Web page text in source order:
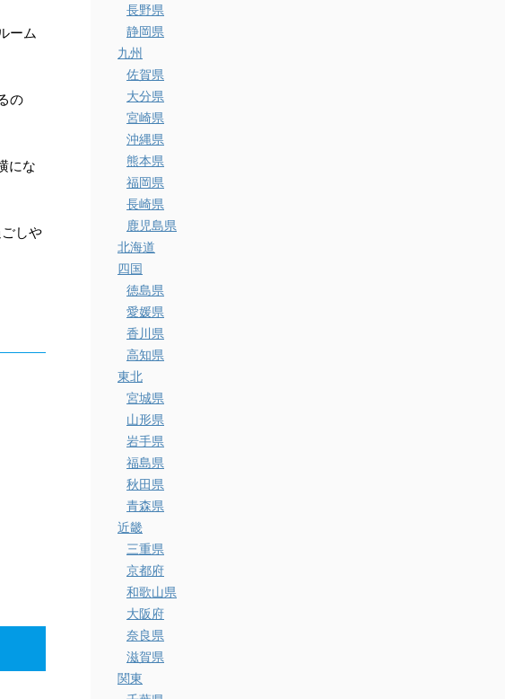
ーム
の
にな
しや
長野県
静岡県
九州
佐賀県
大分県
宮崎県
沖縄県
熊本県
福岡県
長崎県
鹿児島県
北海道
四国
徳島県
愛媛県
香川県
高知県
東北
宮城県
山形県
岩手県
福島県
秋田県
青森県
近畿
三重県
京都府
和歌山県
大阪府
奈良県
滋賀県
関東